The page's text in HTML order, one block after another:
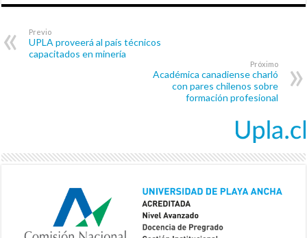
Previo
UPLA proveerá al país técnicos
capacitados en minería
Próximo
Académica canadiense charló
con pares chilenos sobre
formación profesional